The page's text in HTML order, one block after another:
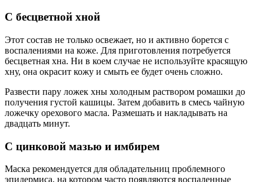
С бесцветной хной
Этот состав не только освежает, но и активно борется с
воспалениями на коже. Для приготовления потребуется
бесцветная хна. Ни в коем случае не используйте красящую
хну, она окрасит кожу и смыть ее будет очень сложно.
Развести пару ложек хны холодным раствором ромашки до
получения густой кашицы. Затем добавить в смесь чайную
ложечку орехового масла. Размешать и накладывать на
двадцать минут.
С цинковой мазью и имбирем
Маска рекомендуется для обладательниц проблемного
эпидермиса, на котором часто появляются воспаленные